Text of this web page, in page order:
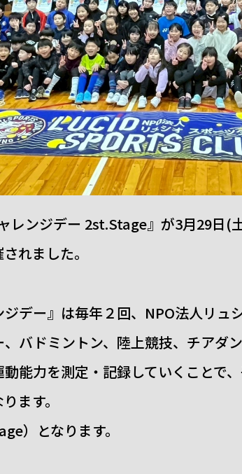
レンジデー 2st.Stage』が3月29日
れました。
ジデー』は毎年２回、NPO法人リ
バドミントン、陸上競技、チアダ
能力を測定・記録していくことで
ます。
）となります。